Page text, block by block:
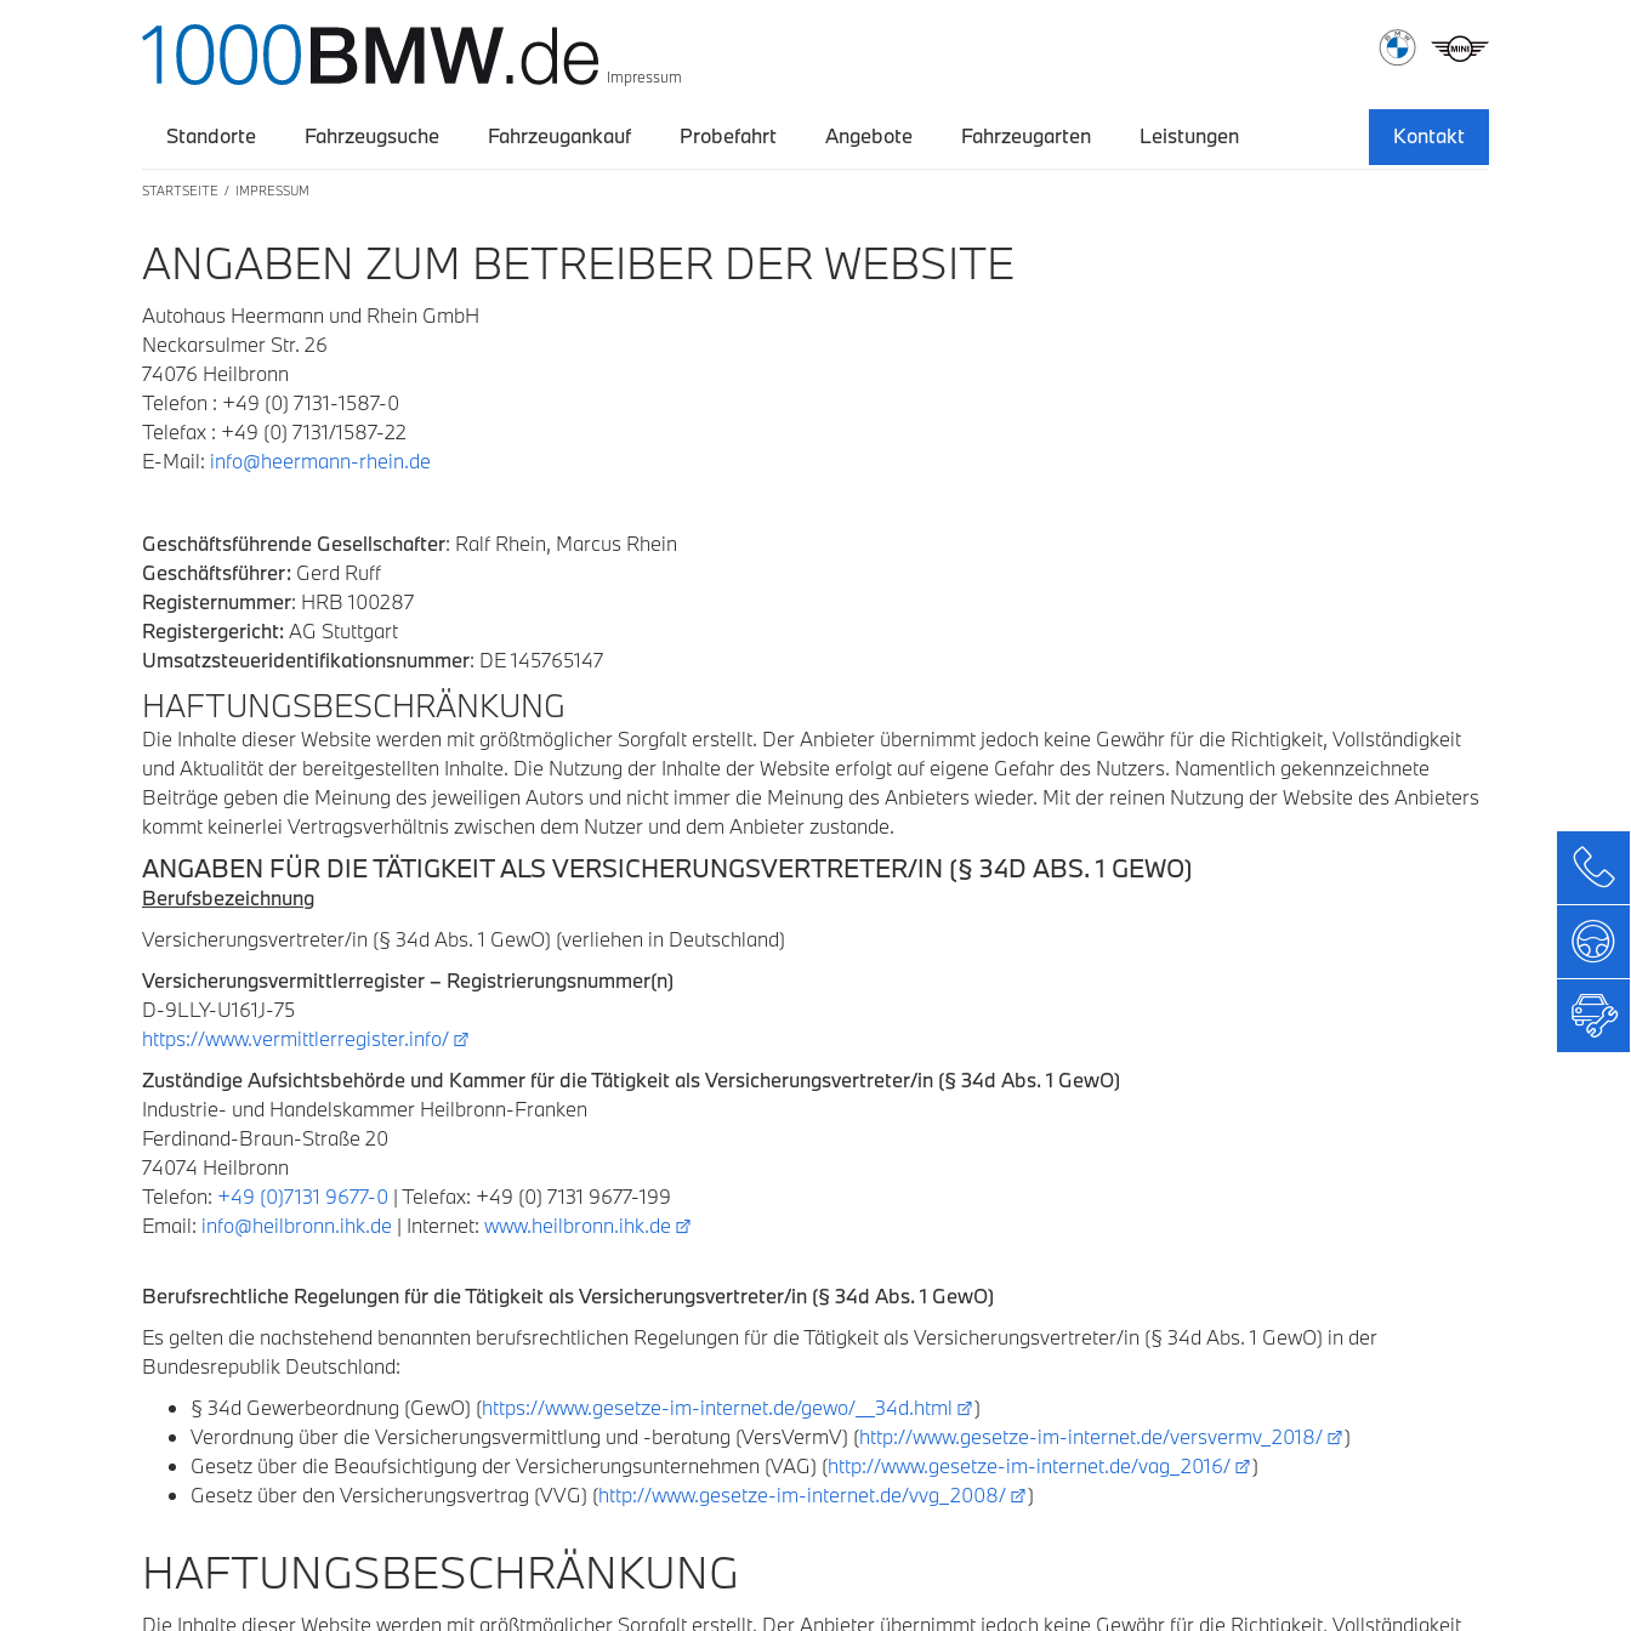
Impressum
Standorte Fahrzeugsuche Fahrzeugankauf Probefahrt Angebote Fahrzeugarten Leistungen Kontakt
STARTSEITE IMPRESSUM
ANGABEN ZUM BETREIBER DER WEBSITE
Autohaus Heermann und Rhein GmbH
Neckarsulmer Str. 26
74076 Heilbronn
Telefon : +49 (0) 7131-1587-0
Telefax : +49 (0) 7131/1587-22
E-Mail: info@heermann-rhein.de
Geschäftsführende Gesellschafter: Ralf Rhein, Marcus Rhein
Geschäftsführer: Gerd Ruff
Registernummer: HRB 100287
Registergericht: AG Stuttgart
Umsatzsteueridentifikationsnummer: DE 145765147
HAFTUNGSBESCHRÄNKUNG
Die Inhalte dieser Website werden mit größtmöglicher Sorgfalt erstellt. Der Anbieter übernimmt jedoch keine Gewähr für die Richtigkeit, Vollständigkeit
und Aktualität der bereitgestellten Inhalte. Die Nutzung der Inhalte der Website erfolgt auf eigene Gefahr des Nutzers. Namentlich gekennzeichnete
Beiträge geben die Meinung des jeweiligen Autors und nicht immer die Meinung des Anbieters wieder. Mit der reinen Nutzung der Website des Anbieters
kommt keinerlei Vertragsverhältnis zwischen dem Nutzer und dem Anbieter zustande.
ANGABEN FÜR DIE TÄTIGKEIT ALS VERSICHERUNGSVERTRETER/IN (§ 34D ABS. 1 GEWO)
Berufsbezeichnung
Versicherungsvertreter/in (§ 34d Abs. 1 GewO) (verliehen in Deutschland)
Versicherungsvermittlerregister – Registrierungsnummer(n)
D-9LLY-U161J-75
https://www.vermittlerregister.info/
Zuständige Aufsichtsbehörde und Kammer für die Tätigkeit als Versicherungsvertreter/in (§ 34d Abs. 1 GewO)
Industrie- und Handelskammer Heilbronn-Franken
Ferdinand-Braun-Straße 20
74074 Heilbronn
Telefon: +49 (0)7131 9677-0 | Telefax: +49 (0) 7131 9677-199
Email: info@heilbronn.ihk.de | Internet: www.heilbronn.ihk.de
Berufsrechtliche Regelungen für die Tätigkeit als Versicherungsvertreter/in (§ 34d Abs. 1 GewO)
Es gelten die nachstehend benannten berufsrechtlichen Regelungen für die Tätigkeit als Versicherungsvertreter/in (§ 34d Abs. 1 GewO) in der
Bundesrepublik Deutschland:
§ 34d Gewerbeordnung (GewO) (https://www.gesetze-im-internet.de/gewo/__34d.html
)
Verordnung über die Versicherungsvermittlung und -beratung (VersVermV) (http://www.gesetze-im-internet.de/versvermv_2018/
)
Gesetz über die Beaufsichtigung der Versicherungsunternehmen (VAG) (http://www.gesetze-im-internet.de/vag_2016/
)
Gesetz über den Versicherungsvertrag (VVG) (http://www.gesetze-im-internet.de/vvg_2008/ )
HAFTUNGSBESCHRÄNKUNG
Die Inhalte dieser Website werden mit größtmöglicher Sorgfalt erstellt. Der Anbieter übernimmt jedoch keine Gewähr für die Richtigkeit, Vollständigkeit